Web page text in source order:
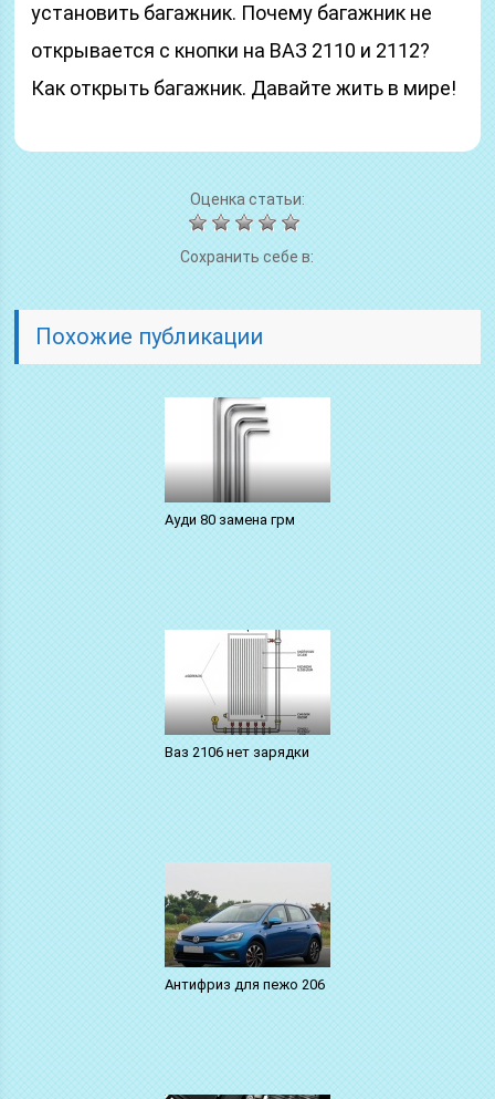
установить багажник. Почему багажник не
открывается с кнопки на ВАЗ 2110 и 2112?
Как открыть багажник. Давайте жить в мире!
Оценка статьи:
Сохранить себе в:
Похожие публикации
Ауди 80 замена грм
Ваз 2106 нет зарядки
Антифриз для пежо 206